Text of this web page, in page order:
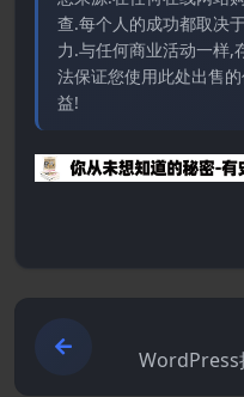
查.每个人的成功都取决
力.与任何商业活动一样,
法保证您使用此处出售
益!
WordPress